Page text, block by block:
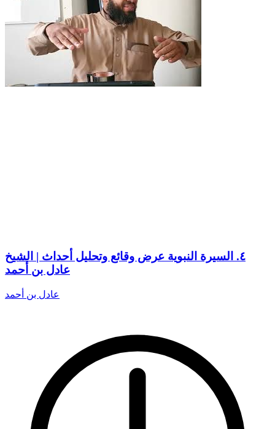
٤. السيرة النبوية عرض وقائع وتحليل أحداث | الشيخ
عادل بن أحمد
عادل بن أحمد